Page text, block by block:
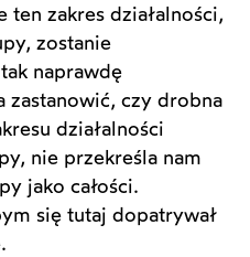
zakres działalności,
zostanie
naprawdę
zastanowić, czy drobna
działalności
nie przekreśla nam
jako całości.
się tutaj dopatrywał